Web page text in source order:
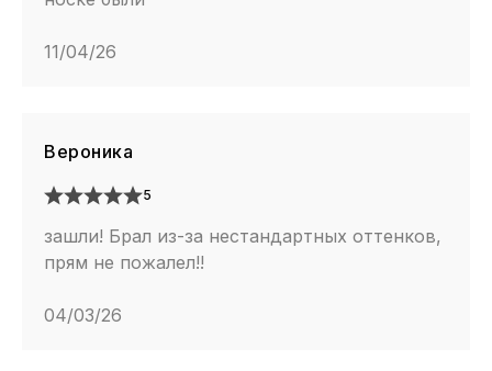
11/04/26
Вероника
5
зашли! Брал из-за нестандартных оттенков,
прям не пожалел!!
04/03/26